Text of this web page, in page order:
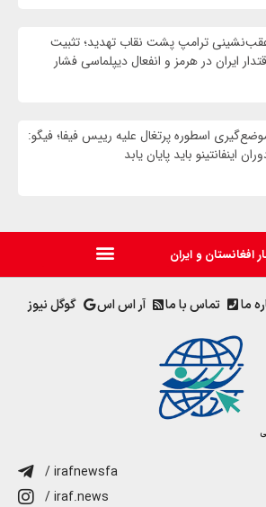
ترامپ پشت نقاب تهدید؛ تثبیت
ایران در هرمز و انفعال دیپلماسی فشار
اسطوره پرتغال علیه رییس فیفا؛ فیگو:
اینفانتینو باید پایان یابد
افغانستان و ایران
ما تماس با ما آر اس اس گوگل نیوز
/ irafnewsfa
/ iraf.news